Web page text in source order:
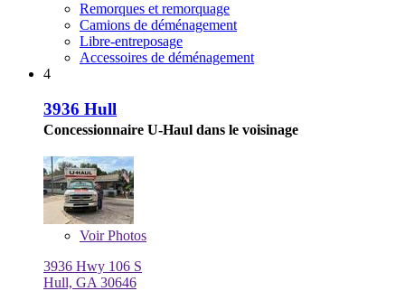
Remorques et remorquage
Camions de déménagement
Libre-entreposage
Accessoires de déménagement
4
3936 Hull
Concessionnaire U-Haul dans le voisinage
VoirPhotos
3936 Hwy 106 S
Hull, GA 30646